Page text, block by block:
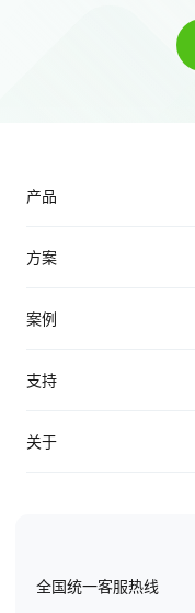
产品
营销获客
方案
企业直播营销方案
案例
企业服务
金融服务
支持
帮助中心
关于
EC荣誉
全国统一客服热线